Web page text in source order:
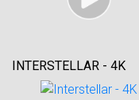
INTERSTELLAR - 4K